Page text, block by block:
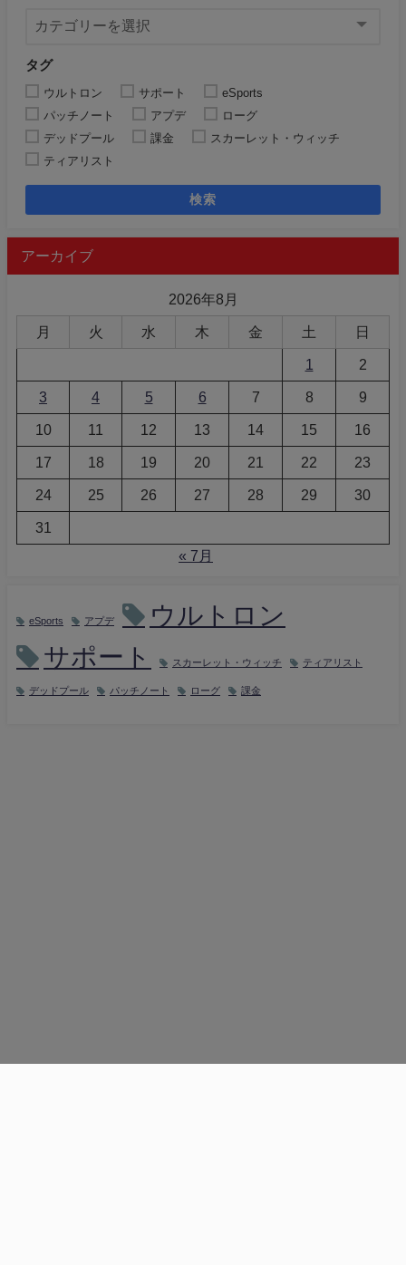
タグ
ウルトロン サポート
eSports
パッチノート
アプデ
ローグ
デッドプール
課金
スカーレット・ウィッチ
ティアリスト
検索
アーカイブ
2026年8月
月 火 水 木 金 土 日
1 2
3 4 5 6 7 8 9
10 11 12 13 14 15 16
17 18 19 20 21 22 23
24 25 26 27 28 29 30
31
« 7月
eSports アプデ
ウルトロン
サポート
スカーレット・ウィッチ ティアリスト
デッドプール パッチノート ローグ 課金